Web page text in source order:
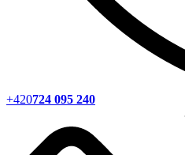
+420724 095 240